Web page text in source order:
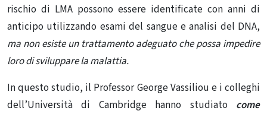
rischio di LMA possono essere identificate con anni di
anticipo utilizzando esami del sangue e analisi del DNA,
ma non esiste un trattamento adeguato che possa impedire
loro di sviluppare la malattia.
In questo studio, il Professor George Vassiliou e i colleghi
dell’Università di Cambridge hanno studiato come